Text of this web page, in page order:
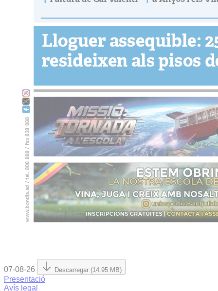
07-08-26 Descarregar (14.95 MB)
Presentació
Avís legal